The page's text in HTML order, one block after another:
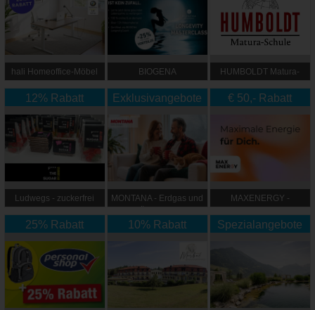
hali Homeoffice-Möbel BIOGENA
HUMBOLDT Matura-
12% Rabatt
Ludwegs - zuckerfrei
Exklusivangebote
MONTANA - Erdgas und
€ 50,- Rabatt
MAXENERGY -
Dich
25% Rabatt 10% Rabatt Spezialangebote